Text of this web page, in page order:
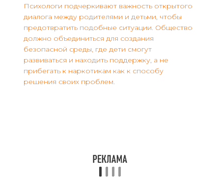
Психологи подчеркивают важность открытого
диалога между родителями и детьми, чтобы
предотвратить подобные ситуации. Общество
должно объединиться для создания
безопасной среды, где дети смогут
развиваться и находить поддержку, а не
прибегать к наркотикам как к способу
решения своих проблем.